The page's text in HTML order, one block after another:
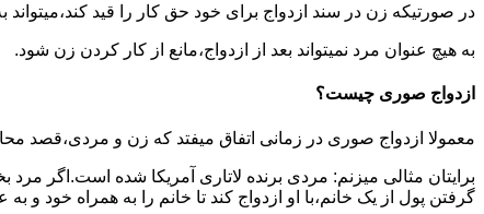
در صورتیکه زن در سند ازدواج برای خود حق کار را قید کند،میتواند
به هیچ عنوان مرد نمیتواند بعد از ازدواج،مانع از کار کردن زن شود.
ازدواج صوری چیست؟
معمولا ازدواج صوری در زمانی اتفاق میفتد که زن و مردی،قصد
برایتان مثالی میزنم: مردی برنده لاتاری آمریکا شده است.اگر
گرفتن پول از یک خانم،با او ازدواج کند تا خانم را به همراه خود و